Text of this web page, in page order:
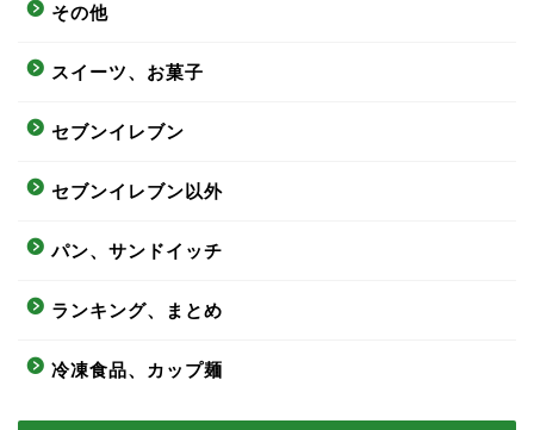
その他
スイーツ、お菓子
セブンイレブン
セブンイレブン以外
パン、サンドイッチ
ランキング、まとめ
冷凍食品、カップ麺